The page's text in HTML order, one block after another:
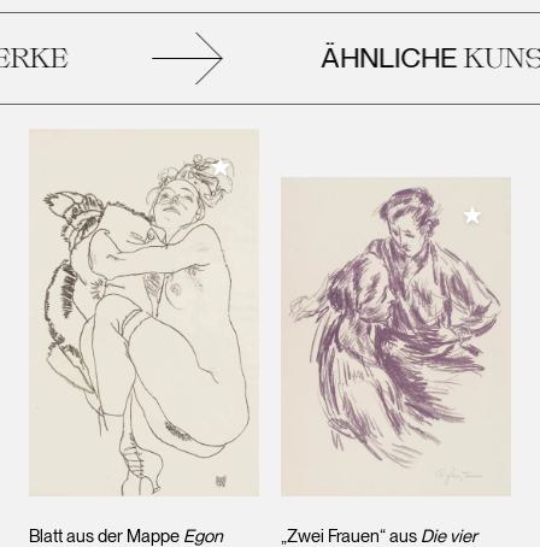
ÄHNLICHE
Blatt aus der Mappe Egon
Meiner Sammlung hinzufügen
„Zwei Frauen“ aus Die vier
Meiner